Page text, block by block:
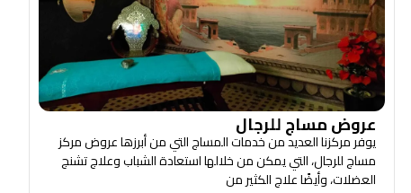
عروض مساج للرجال
يوفر مركزنا العديد من خدمات المساج التي من أبرزها عروض مركز
مساج للرجال، التي يمكن من خلالها استعادة الشباب وعلاج تشنج
العضلات، وأيضًا علاج الكثير من